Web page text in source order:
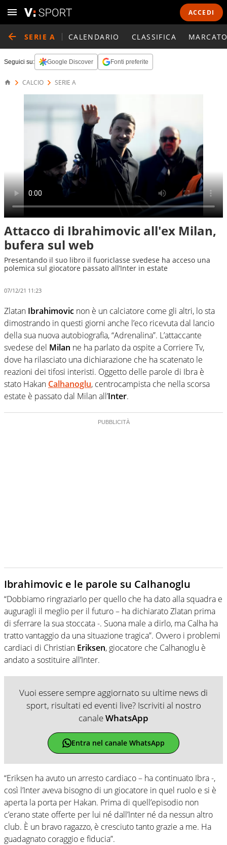
ACCEDI
SERIE A CALENDARIO CLASSIFICA
Seguici su: Google Discover Fonti preferite
CALCIO SERIE A
Attacco di Ibrahimovic all'ex Milan,
bufera sul web
Presentando il suo libro il fuoriclasse svedese ha acceso una
polemica sul giocatore passato all’Inter in estate
07/12/21 11:23
Zlatan Ibrahimovic non è un calciatore come gli altri, lo sta
dimostrando in questi giorni anche l’eco ricevuta dal lancio
della sua nuova autobiografia, “Adrenalina”. L’attaccante
svedese del Milan ne ha parlato da ospite a Corriere Tv,
dove ha rilasciato una dichiarazione che ha scatenato le
reazioni dei tifosi interisti. Oggetto delle parole di Ibra è
stato Hakan Calhanoglu, centrocampista che nella scorsa
estate è passato dal Milan all’Inter.
Ibrahimovic e le parole su Calhanoglu
“Dobbiamo ringraziarlo per quello che ha dato alla squadra e
auguragli il meglio per il futuro – ha dichiarato Zlatan prima
di sferrare la sua stoccata -. Suona male a dirlo, ma Calha ha
tratto vantaggio da una situazione tragica”. Ovvero i problemi
cardiaci di Christian Eriksen, giocatore che Calhanoglu è
andato a sostituire all’Inter.
Vuoi essere sempre aggiornato su ultime news di
sport, risultati ed eventi live? Iscriviti al nostro
canaleWhatsApp
Entra nel canale WhatsApp
“Eriksen ha avuto un arresto cardiaco – ha continuato Ibra -,
così l’Inter aveva bisogno di un giocatore in quel ruolo e si è
aperta la porta per Hakan. Prima di quell’episodio non
c’erano state offerte per lui né dall’Inter né da nessun altro
club. È un bravo ragazzo, è cresciuto tanto grazie a me. Ha
guadagnato coraggio e fiducia”.